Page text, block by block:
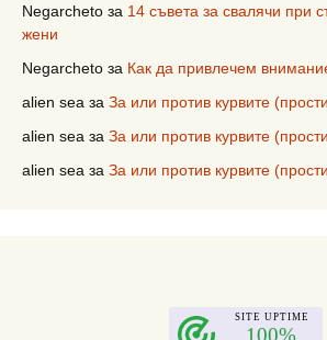
Negarcheto за 14 съвета за свалячи при
жени
Negarcheto за Как да привлечем
alien sea за За или против курвите
alien sea за За или против курвите
alien sea за За или против курвите